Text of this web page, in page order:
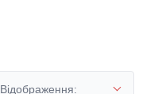
Відображення: